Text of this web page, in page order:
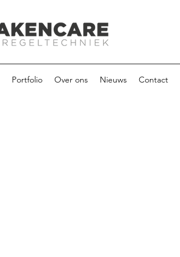
Portfolio Over ons Nieuws Contact